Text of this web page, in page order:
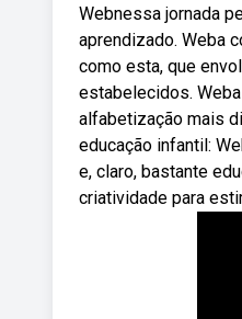
Webnessa jornada
aprendizado. Weba
como esta, que
estabelecidos.
alfabetização mais
educação infantil:
e, claro, bastante
criatividade para